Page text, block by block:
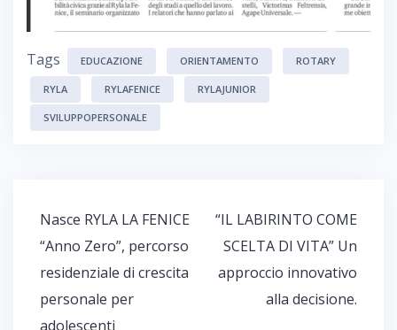
Tags EDUCAZIONE ORIENTAMENTO ROTARY
RYLA RYLAFENICE RYLAJUNIOR
SVILUPPOPERSONALE
a
v
i
g
Nasce RYLA LA FENICE
“Anno Zero”, percorso
residenziale di crescita
personale per
adolescenti
“IL LABIRINTO COME
SCELTA DI VITA” Un
approccio innovativo
alla decisione.